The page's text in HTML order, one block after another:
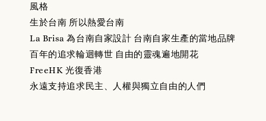
風格
生於台南 所以熱愛台南
La Brisa 為台南自家設計 台南自家生產的當地品牌
百年的追求輪迴轉世 自由的靈魂遍地開花
FreeHK 光復香港
永遠支持追求民主、人權與獨立自由的人們